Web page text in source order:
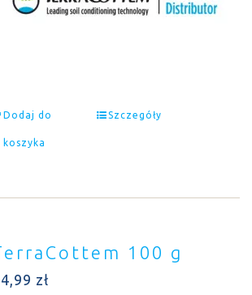
Dodaj do
koszyka
Szczegóły
100 g
zł